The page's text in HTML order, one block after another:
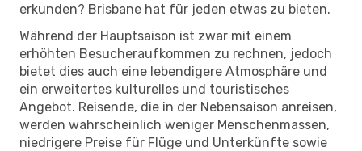
erkunden? Brisbane hat für jeden etwas zu bieten.
Während der Hauptsaison ist zwar mit einem
erhöhten Besucheraufkommen zu rechnen, jedoch
bietet dies auch eine lebendigere Atmosphäre und
ein erweitertes kulturelles und touristisches
Angebot. Reisende, die in der Nebensaison anreisen,
werden wahrscheinlich weniger Menschenmassen,
niedrigere Preise für Flüge und Unterkünfte sowie